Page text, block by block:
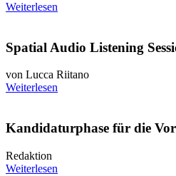
Weiterlesen
Spatial Audio Listening
von Lucca Riitano
Weiterlesen
Kandidaturphase für die
Redaktion
Weiterlesen